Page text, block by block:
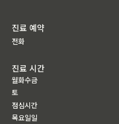
진료 예약
전화
진료 시간
월화수금
토
점심시간
목요일일